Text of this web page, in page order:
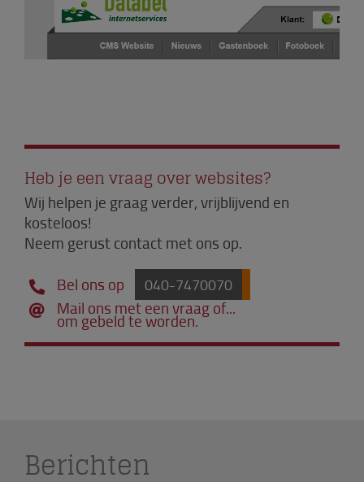
Heb je een vraag over websites?
Wij helpen je graag verder, vrijblijvend en
kosteloos!
Neem gerust contact met ons op.
Bel ons op 040-7470070
Mail ons met een vraag of...
om gebeld te worden.
Berichten